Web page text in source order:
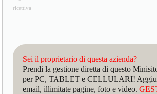
ricettiva
Sei il proprietario di questa azienda?
Prendi la gestione diretta di questo
per PC, TABLET e CELLULARI!
email, illimitate pagine, foto e video.